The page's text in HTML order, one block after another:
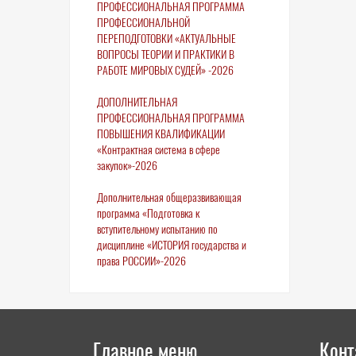
ПРОФЕССИОНАЛЬНАЯ ПРОГРАММА
ПРОФЕССИОНАЛЬНОЙ
ПЕРЕПОДГОТОВКИ «АКТУАЛЬНЫЕ
ВОПРОСЫ ТЕОРИИ И ПРАКТИКИ В
РАБОТЕ МИРОВЫХ СУДЕЙ» -2026
ДОПОЛНИТЕЛЬНАЯ
ПРОФЕССИОНАЛЬНАЯ ПРОГРАММА
ПОВЫШЕНИЯ КВАЛИФИКАЦИИ
«Контрактная система в сфере
закупок»-2026
Дополнительная общеразвивающая
программа «Подготовка к
вступительному испытанию по
дисциплине «ИСТОРИЯ государства и
права РОССИИ»-2026